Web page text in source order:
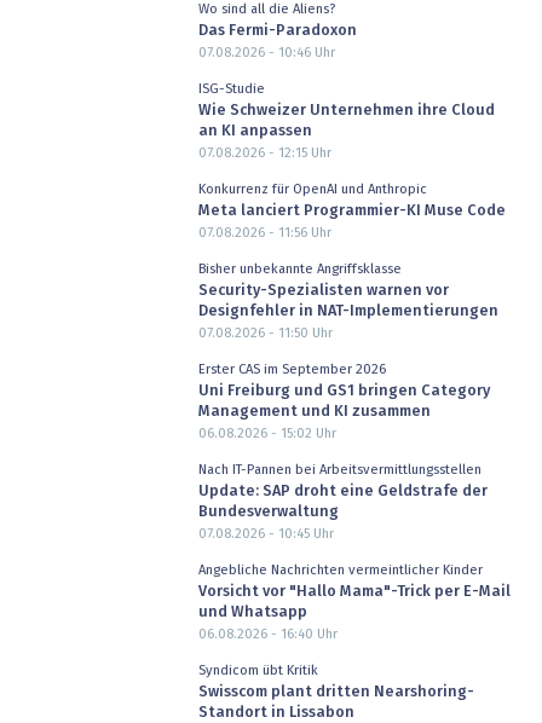
Wo sind all die Aliens?
Das Fermi-Paradoxon
07.08.2026 - 10:46Uhr
ISG-Studie
Wie Schweizer Unternehmen ihre Cloud
an KI anpassen
07.08.2026 - 12:15Uhr
Konkurrenz für OpenAI und Anthropic
Meta lanciert Programmier-KI Muse Code
07.08.2026 - 11:56Uhr
Bisher unbekannte Angriffsklasse
Security-Spezialisten warnen vor
Designfehler in NAT-Implementierungen
07.08.2026 - 11:50 Uhr
Erster CAS im September 2026
Uni Freiburg und GS1 bringen Category
Management und KI zusammen
06.08.2026 - 15:02 Uhr
Nach IT-Pannen bei Arbeitsvermittlungsstellen
Update: SAP droht eine Geldstrafe der
Bundesverwaltung
07.08.2026 - 10:45Uhr
Angebliche Nachrichten vermeintlicher Kinder
Vorsicht vor "Hallo Mama"-Trick per E-Mail
und Whatsapp
06.08.2026 - 16:40 Uhr
Syndicom übt Kritik
Swisscom plant dritten Nearshoring-
Standort in Lissabon